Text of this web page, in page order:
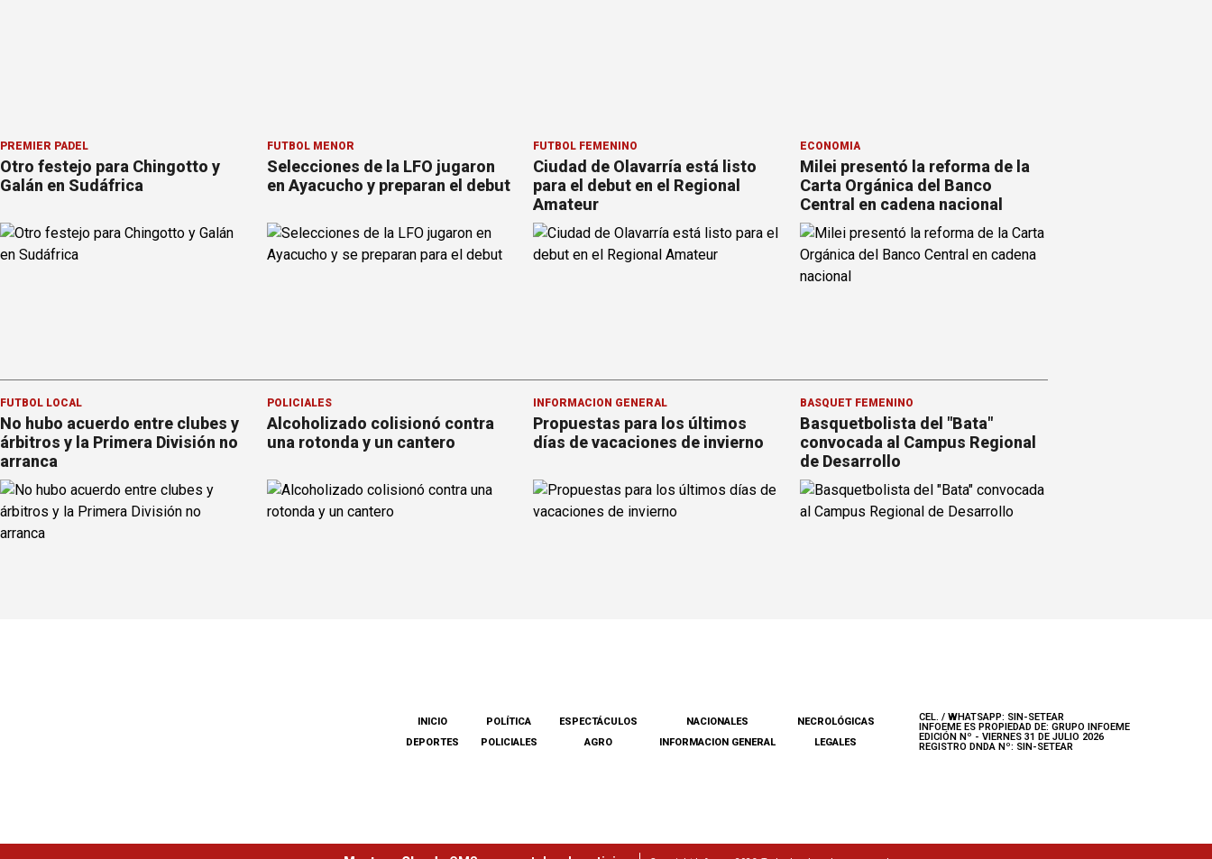
PREMIER PÁDEL
Otro festejo para Chingotto y
Galán en Sudáfrica
FÚTBOL MENOR
Selecciones de la LFO jugaron
en Ayacucho y preparan el debut
FÚTBOL FEMENINO
Ciudad de Olavarría está listo
para el debut en el Regional
Amateur
ECONOMÍA
Milei presentó la reforma de la
Carta Orgánica del Banco
Central en cadena nacional
FÚTBOL LOCAL
No hubo acuerdo entre clubes y
árbitros y la Primera División no
arranca
POLICIALES
Alcoholizado colisionó contra
una rotonda y un cantero
INFORMACION GENERAL
Propuestas para los últimos
días de vacaciones de invierno
BÁSQUET FEMENINO
Basquetbolista del "Bata"
convocada al Campus Regional
de Desarrollo
INICIO
DEPORTES
POLÍTICA
POLICIALES
ESPECTÁCULOS
AGRO
NACIONALES
INFORMACION GENERAL
NECROLÓGICAS
LEGALES
CEL. / WHATSAPP: SIN-SETEAR
INFOEME ES PROPIEDAD DE: GRUPO INFOEME
EDICIÓN Nº - VIERNES 31 DE JULIO 2026
REGISTRO DNDA Nº: SIN-SETEAR